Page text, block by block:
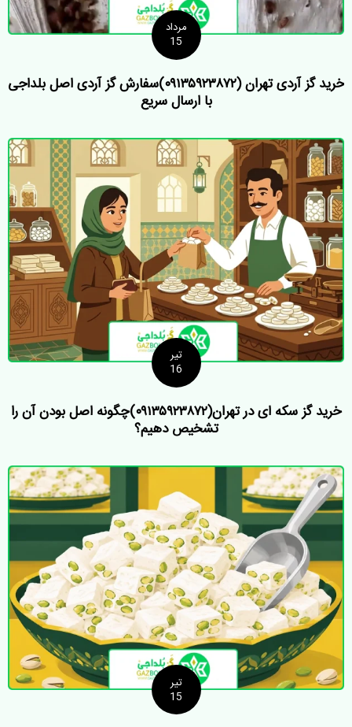
مرداد
15
خرید گز آردی تهران (۰۹۱۳۵۹۲۳۸۷۲)سفارش گز آردی اصل بلداجی
با ارسال سریع
تیر
16
خرید گز سکه ای در تهران(۰۹۱۳۵۹۲۳۸۷۲)چگونه اصل بودن آن را
تشخیص دهیم؟
تیر
15
d
e
f